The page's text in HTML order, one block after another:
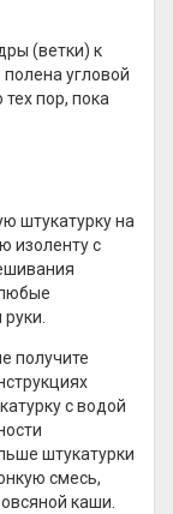
(ветки) к
полена угловой
пор, пока
штукатурку на
изоленту с
получите
с водой
штукатурки
смесь,
каши.